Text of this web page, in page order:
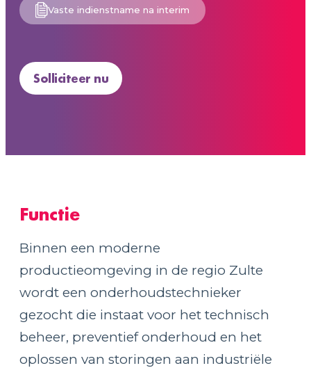
Vaste indienstname na interim
Solliciteer nu
Functie
Binnen een moderne
productieomgeving in de regio Zulte
wordt een onderhoudstechnieker
gezocht die instaat voor het technisch
beheer, preventief onderhoud en het
oplossen van storingen aan industriële